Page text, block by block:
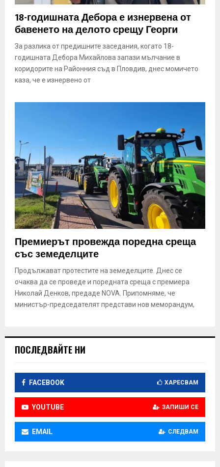
18-годишната Дебора е изнервена от
бавенето на делото срещу Георги
За разлика от предишните заседания, когато 18-
годишната Дебора Михайлова запази мълчание в
коридорите на Районния съд в Пловдив, днес момичето
каза, че е изнервено от
Премиерът провежда поредна среща
със земеделците
Продължават протестите на земеделците. Днес се
очаква да се проведе и поредната среща с премиера
Николай Денков, предаде NOVA. Припомняме, че
министър-председателят представи нов меморандум,
ПОСЛЕДВАЙТЕ НИ
FACEBOOK ХАРЕСВАМ
YOUTUBE ЗАПИШИ СЕ
EMAIL СЛЕДВАМ